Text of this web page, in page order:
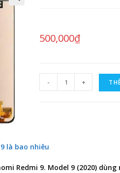
500,000₫
- +
là bao nhiêu
Redmi 9. Model 9 (2020)